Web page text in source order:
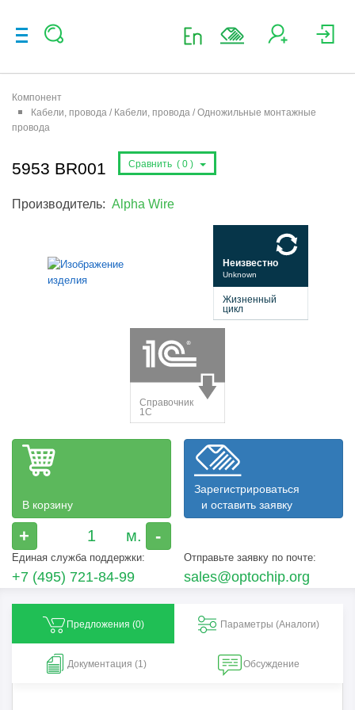
Компонент
Кабели, провода / Кабели, провода / Одножильные монтажные
провода
5953 BR001 Сравнить ( 0 )
Производитель: Alpha Wire
В корзину
+ -
Зарегистрироваться
и оставить заявку
Единая служба поддержки:
+7 (495) 721-84-99
Отправьте заявку по почте:
sales@optochip.org
Предложения (0) Параметры (Aналоги)
Документация (1) Обсуждение